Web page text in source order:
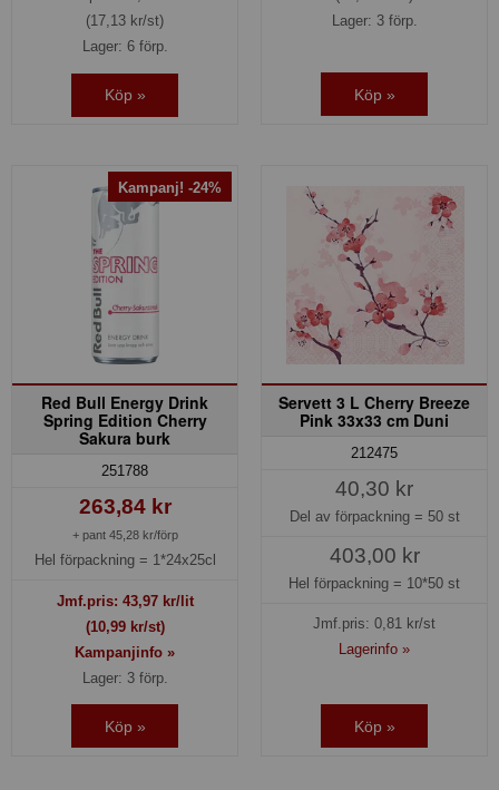
(17,13 kr/st)
Lager: 6 förp.
Köp »
Lager: 3 förp.
Köp »
Kampanj! -24%
Red Bull Energy Drink
Spring Edition Cherry
Sakura burk
251788
263,84 kr
+ pant 45,28 kr/förp
Hel förpackning = 1*24x25cl
Jmf.pris: 43,97kr/lit
(10,99 kr/st)
Kampanjinfo »
Lager: 3 förp.
Köp »
Servett 3 L Cherry Breeze
Pink 33x33 cm Duni
212475
40,30 kr
Del av förpackning = 50 st
403,00 kr
Hel förpackning = 10*50 st
Jmf.pris: 0,81 kr/st
Lagerinfo »
Köp »